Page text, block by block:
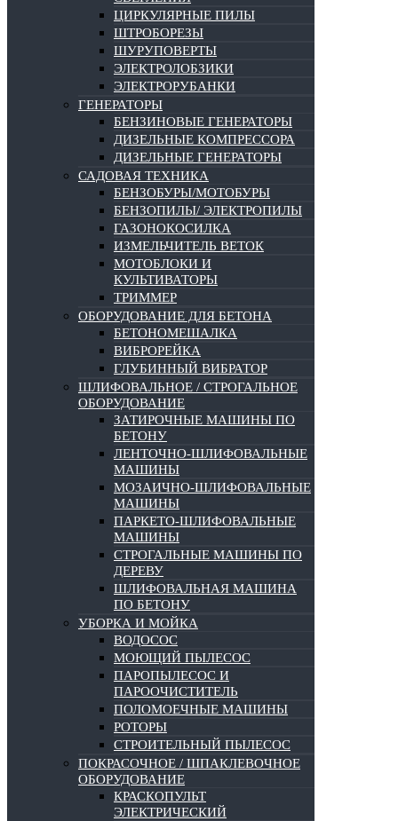
ЦИРКУЛЯРНЫЕ ПИЛЫ
ШТРОБОРЕЗЫ
ШУРУПОВЕРТЫ
ЭЛЕКТРОЛОБЗИКИ
ЭЛЕКТРОРУБАНКИ
ГЕНЕРАТОРЫ
БЕНЗИНОВЫЕ ГЕНЕРАТОРЫ
ДИЗЕЛЬНЫЕ КОМПРЕССОРА
ДИЗЕЛЬНЫЕ ГЕНЕРАТОРЫ
САДОВАЯ ТЕХНИКА
БЕНЗОБУРЫ/МОТОБУРЫ
БЕНЗОПИЛЫ/ ЭЛЕКТРОПИЛЫ
ГАЗОНОКОСИЛКА
ИЗМЕЛЬЧИТЕЛЬ ВЕТОК
МОТОБЛОКИ И
КУЛЬТИВАТОРЫ
ТРИММЕР
ОБОРУДОВАНИЕ ДЛЯ БЕТОНА
БЕТОНОМЕШАЛКА
ВИБРОРЕЙКА
ГЛУБИННЫЙ ВИБРАТОР
ШЛИФОВАЛЬНОЕ / СТРОГАЛЬНОЕ
ОБОРУДОВАНИЕ
ЗАТИРОЧНЫЕ МАШИНЫ ПО
БЕТОНУ
ЛЕНТОЧНО-ШЛИФОВАЛЬНЫЕ
МАШИНЫ
МОЗАИЧНО-ШЛИФОВАЛЬНЫЕ
МАШИНЫ
ПАРКЕТО-ШЛИФОВАЛЬНЫЕ
МАШИНЫ
СТРОГАЛЬНЫЕ МАШИНЫ ПО
ДЕРЕВУ
ШЛИФОВАЛЬНАЯ МАШИНА
ПО БЕТОНУ
УБОРКА И МОЙКА
ВОДОСОС
МОЮЩИЙ ПЫЛЕСОС
ПАРОПЫЛЕСОС И
ПАРООЧИСТИТЕЛЬ
ПОЛОМОЕЧНЫЕ МАШИНЫ
РОТОРЫ
СТРОИТЕЛЬНЫЙ ПЫЛЕСОС
ПОКРАСОЧНОЕ / ШПАКЛЕВОЧНОЕ
ОБОРУДОВАНИЕ
КРАСКОПУЛЬТ
ЭЛЕКТРИЧЕСКИЙ